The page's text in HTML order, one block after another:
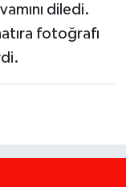
diledi.
fotoğrafı